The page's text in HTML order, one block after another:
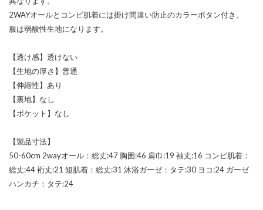
2WAYオールとコンビ肌着には掛け間違い防止のカラーボタン付き。
服は弱酸性生地になります。
【透け感】透けない
【生地の厚さ】普通
【伸縮性】あり
【裏地】なし
【ポケット】なし
【製品寸法】
50-60cm 2wayオール：総丈:47 胸囲:46 肩巾:19 袖丈:16 コンビ肌着：
総丈:44 裄丈:21 短肌着：総丈:31 沐浴ガーゼ：タテ:30 ヨコ:24 ガーゼ
ハンカチ：タテ:24